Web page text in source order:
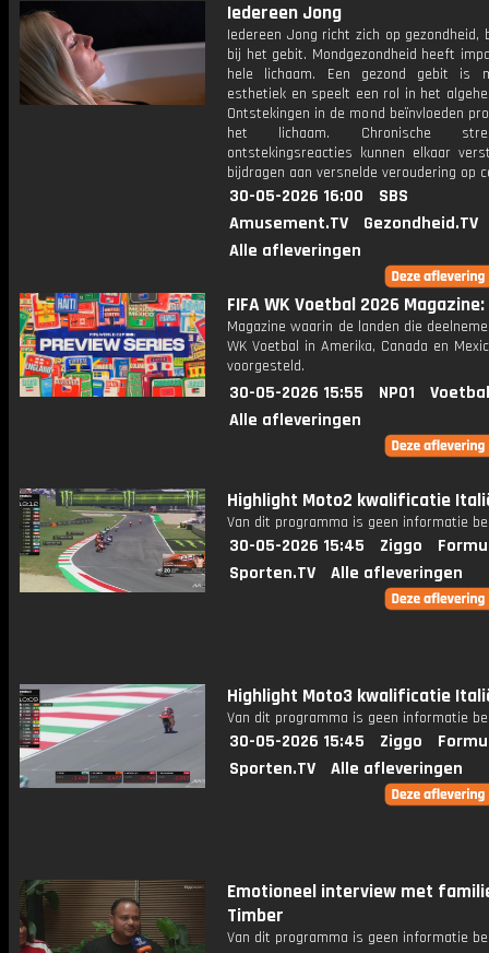
Iedereen Jong
Iedereen Jong richt zich op gezondheid,
bij het gebit. Mondgezondheid heeft
hele lichaam. Een gezond gebit is
esthetiek en speelt een rol in het
Ontstekingen in de mond beïnvloeden
het lichaam. Chronische
ontstekingsreacties kunnen elkaar
bijdragen aan versnelde veroudering op
30-05-2026 16:00
SBS
Amusement.TV
Gezondheid.TV
Alle afleveringen
FIFA WK Voetbal 2026
Magazine waarin de landen die
WK Voetbal in Amerika, Canada en
voorgesteld.
30-05-2026 15:55 NPO1
Alle afleveringen
Highlight Moto2 kwalificatie
Van dit programma is geen informatie
30-05-2026 15:45 Ziggo
Sporten.TV
Alle afleveringen
Highlight Moto3 kwalificatie
Van dit programma is geen informatie
30-05-2026 15:45 Ziggo
Sporten.TV
Alle afleveringen
Emotioneel interview met
Timber
Van dit programma is geen informatie